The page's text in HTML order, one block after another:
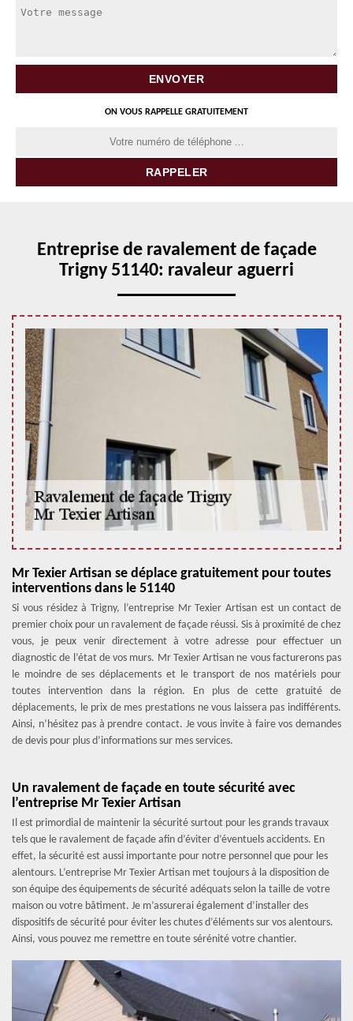
ON VOUS RAPPELLE GRATUITEMENT
Entreprise de ravalement de façade
Trigny 51140: ravaleur aguerri
Mr Texier Artisan se déplace gratuitement pour toutes
interventions dans le 51140
Si vous résidez à Trigny, l’entreprise Mr Texier Artisan est un contact de
premier choix pour un ravalement de façade réussi. Sis à proximité de chez
vous, je peux venir directement à votre adresse pour effectuer un
diagnostic de l’état de vos murs. Mr Texier Artisan ne vous facturerons pas
le moindre de ses déplacements et le transport de nos matériels pour
toutes intervention dans la région. En plus de cette gratuité de
déplacements, le prix de mes prestations ne vous laissera pas indifférents.
Ainsi, n’hésitez pas à prendre contact. Je vous invite à faire vos demandes
de devis pour plus d’informations sur mes services.
Un ravalement de façade en toute sécurité avec
l’entreprise Mr Texier Artisan
Il est primordial de maintenir la sécurité surtout pour les grands travaux
tels que le ravalement de façade afin d’éviter d’éventuels accidents. En
effet, la sécurité est aussi importante pour notre personnel que pour les
alentours. L’entreprise Mr Texier Artisan met toujours à la disposition de
son équipe des équipements de sécurité adéquats selon la taille de votre
maison ou votre bâtiment. Je m’assurerai également d’installer des
dispositifs de sécurité pour éviter les chutes d’éléments sur vos alentours.
Ainsi, vous pouvez me remettre en toute sérénité votre chantier.